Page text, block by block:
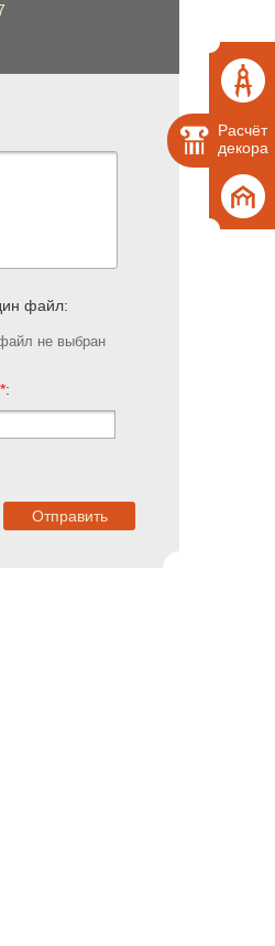
Расчёт
декора
файл:
*: